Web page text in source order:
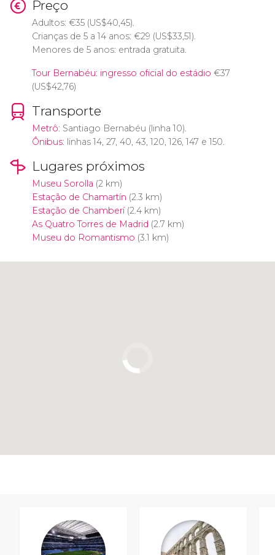
Preço
Adultos: €35 (US$40,45).
Crianças de 5 a 14 anos: €29 (US$33,51).
Menores de 5 anos: entrada gratuita.
Tour Bernabéu: ingresso oficial do estádio €37
(US$42,76)
Transporte
Metrô: Santiago Bernabéu (linha 10).
Ônibus: linhas 14, 27, 40, 43, 120, 126, 147 e 150.
Lugares próximos
Museu Sorolla (2 km)
Estação de Chamartín (2.3 km)
Estação de Chamberí(2.4 km)
As Quatro Torres de Madrid (2.7 km)
Museu do Romantismo (3.1 km)